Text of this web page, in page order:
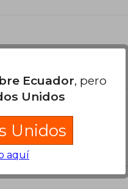
Ecuador, pero
Unidos
Unidos
aquí